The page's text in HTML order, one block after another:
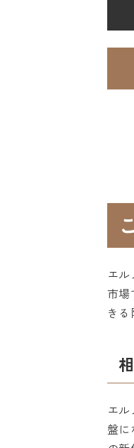
エ
市場
き
エ
盤